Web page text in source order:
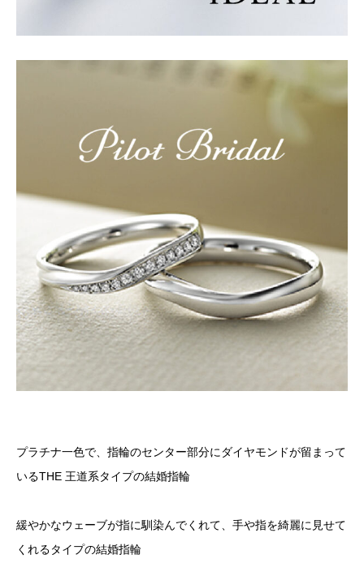
プラチナ一色で、指輪のセンター部分にダイヤモンドが留まって
いるTHE 王道系タイプの結婚指輪
緩やかなウェーブが指に馴染んでくれて、手や指を綺麗に見せて
くれるタイプの結婚指輪